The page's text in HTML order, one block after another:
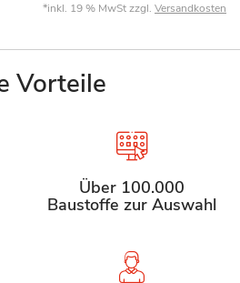
*inkl. 19 % MwSt zzgl. Versandkosten
Vorteile
Über 100.000
Baustoffe zur Auswahl